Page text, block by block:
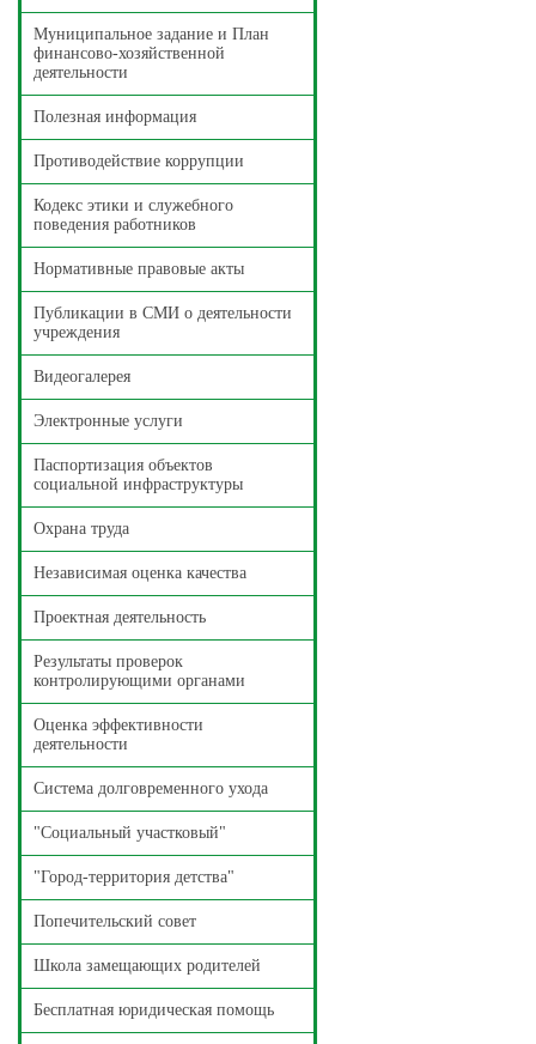
Муниципальное задание и План
финансово-хозяйственной
деятельности
Полезная информация
Противодействие коррупции
Кодекс этики и служебного
поведения работников
Нормативные правовые акты
Публикации в СМИ о деятельности
учреждения
Видеогалерея
Электронные услуги
Паспортизация объектов
социальной инфраструктуры
Охрана труда
Независимая оценка качества
Проектная деятельность
Результаты проверок
контролирующими органами
Оценка эффективности
деятельности
Система долговременного ухода
"Социальный участковый"
"Город-территория детства"
Попечительский совет
Школа замещающих родителей
Бесплатная юридическая помощь